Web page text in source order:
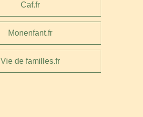
Caf.fr
Monenfant.fr
Vie de familles.fr